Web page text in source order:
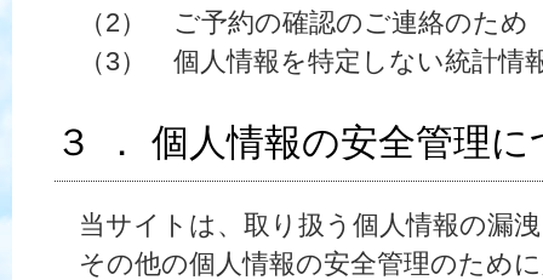
（2） ご予約の確認のご連絡のため
（3） 個人情報を特定しない統計情
３ ． 個人情報の安全管理
当サイトは、取り扱う個人情報の漏
その他の個人情報の安全管理のため